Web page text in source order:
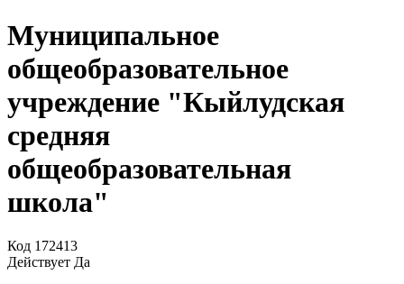
Муниципальное
общеобразовательное
учреждение "Кыйлудская
средняя
общеобразовательная
школа"
Код 172413
Действует Да